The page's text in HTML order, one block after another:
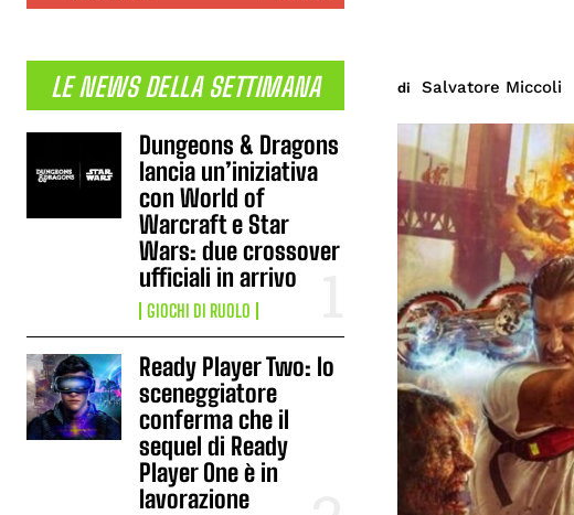
LE NEWS DELLA SETTIMANA
Dungeons & Dragons
lancia un’iniziativa
con World of
Warcraft e Star
Wars: due crossover
ufficiali in arrivo
GIOCHI DI RUOLO
Ready Player Two: lo
sceneggiatore
conferma che il
sequel di Ready
Player One è in
lavorazione
di Salvatore Miccoli